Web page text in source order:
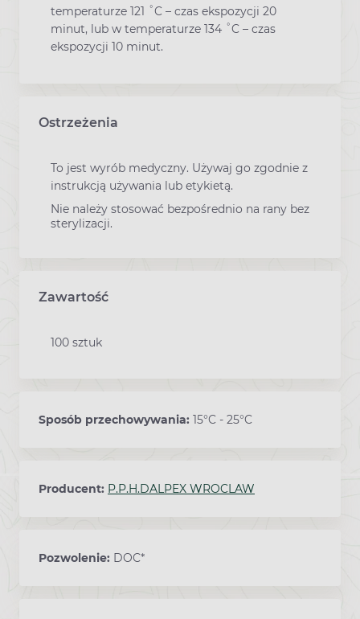
temperaturze 121 ˚C – czas ekspozycji 20
minut, lub w temperaturze 134 ˚C – czas
ekspozycji 10 minut.
Ostrzeżenia
To jest wyrób medyczny. Używaj go zgodnie z
instrukcją używania lub etykietą.
Nie należy stosować bezpośrednio na rany bez
sterylizacji.
Zawartość
100 sztuk
Sposób przechowywania: 15°C - 25°C
Producent: P.P.H.DALPEX WROCLAW
Pozwolenie: DOC*